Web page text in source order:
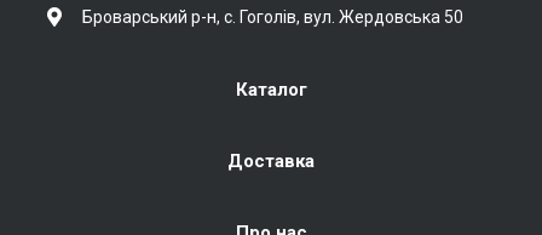
Броварський р-н, с. Гоголів, вул. Жердовська 50
Каталог
Доставка